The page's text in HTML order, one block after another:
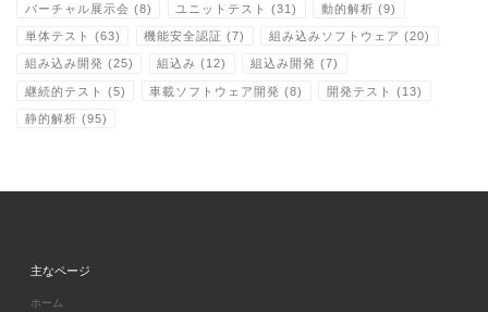
バーチャル展示会 (8) ユニットテスト (31) 動的解析 (9)
単体テスト (63) 機能安全認証 (7) 組み込みソフトウェア (20)
組み込み開発 (25) 組込み (12) 組込み開発 (7)
継続的テスト (5) 車載ソフトウェア開発 (8) 開発テスト (13)
静的解析 (95)
主なページ
ホーム